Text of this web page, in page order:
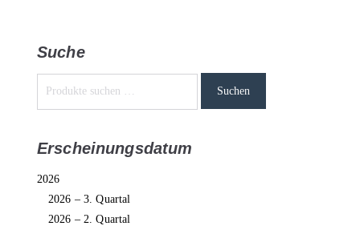
Suche
Suchen
Erscheinungsdatum
2026
2026 – 3. Quartal
2026 – 2. Quartal